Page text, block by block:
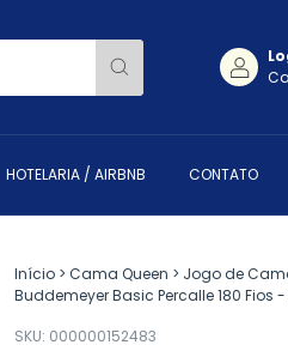
HOTELARIA / AIRBNB CONTATO
Início > Cama Queen > Jogo de
Buddemeyer Basic Percalle 180 Fios
SKU: 000000152483